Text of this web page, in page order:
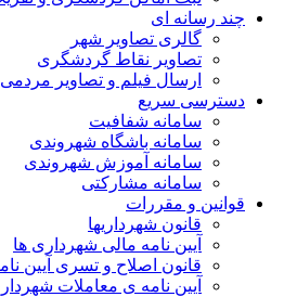
چند رسانه ای
گالری تصاویر شهر
تصاویر نقاط گردشگری
ارسال فیلم و تصاویر مردمی
دسترسی سریع
سامانه شفافیت
سامانه باشگاه شهروندی
سامانه آموزش شهروندی
سامانه مشارکتی
قوانین و مقررات
قانون شهرداریها
آیین نامه مالی شهرداری ها
قانون اصلاح و تسری آیین
آیین نامه ی معاملات